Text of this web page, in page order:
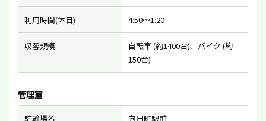
利用時間(休日) 4:50〜1:20
収容規模
自転車 (約1400台)、バイク (約
150台)
管理室
駐輪場名 向日町駅前